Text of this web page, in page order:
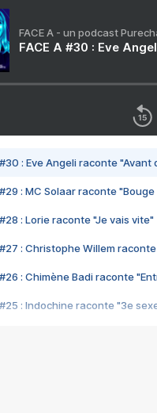
FACE A - un podcast
FACE A #30 : Eve
#30 : Eve Angeli raconte "Avant
#29 : MC Solaar raconte "Bouge
#28 : Lorie raconte "Je vais vite"
#27 : Christophe Willem
#26 : Chimène Badi raconte
#25 : Indochine raconte "3e